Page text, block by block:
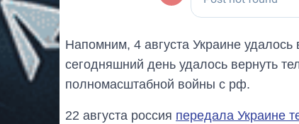
Напомним, 4 августа Украине удалось
сегодняшний день удалось вернуть
полномасштабной войны с рф.
22 августа россия передала Украине